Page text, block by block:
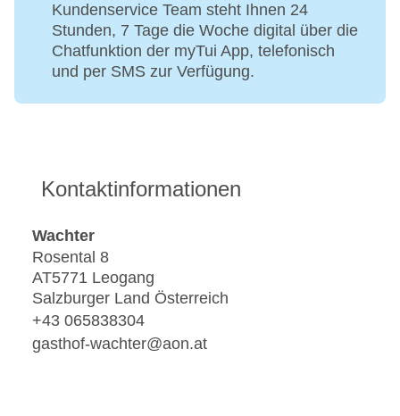
Kundenservice Team steht Ihnen 24
Stunden, 7 Tage die Woche digital über die
Chatfunktion der myTui App, telefonisch
und per SMS zur Verfügung.
Kontaktinformationen
Wachter
Rosental 8
AT5771 Leogang
Salzburger Land Österreich
+43 065838304
gasthof-wachter@aon.at